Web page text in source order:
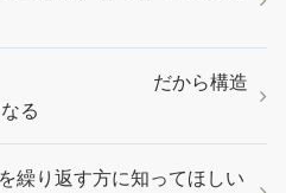
い だから構造
る
繰り返す方に知ってほしい